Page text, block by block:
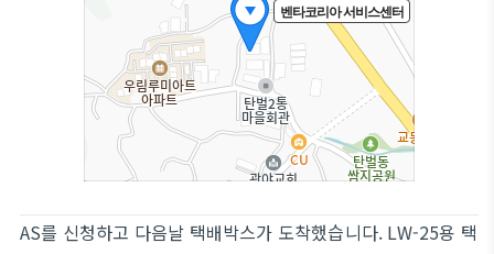
AS를 신청하고 다음날 택배박스가 도착했습니다. LW-25용 택